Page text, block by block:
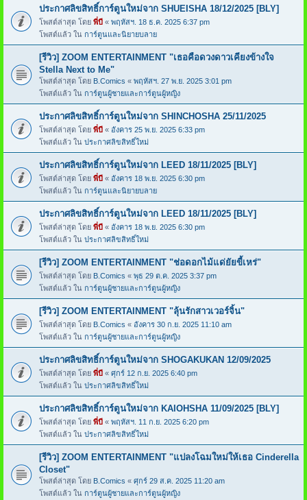
ประกาศลิขสิทธิ์การ์ตูนใหม่จาก SHUEISHA 18/12/2025 [BLY]
โพสต์ล่าสุด โดย พี่บี « พฤหัสฯ. 18 ธ.ค. 2025 6:37 pm
โพสต์แล้ว ใน การ์ตูนและนิยายบลาย
[รีวิว] ZOOM ENTERTAINMENT "เธอคือดวงดาวเคียงข้างใจ
Stella Next to Me"
โพสต์ล่าสุด โดย B.Comics « พฤหัสฯ. 27 พ.ย. 2025 3:01 pm
โพสต์แล้ว ใน การ์ตูนผู้ชายและการ์ตูนผู้หญิง
ประกาศลิขสิทธิ์การ์ตูนใหม่จาก SHINCHOSHA 25/11/2025
โพสต์ล่าสุด โดย พี่บี « อังคาร 25 พ.ย. 2025 6:33 pm
โพสต์แล้ว ใน ประกาศลิขสิทธิ์ใหม่
ประกาศลิขสิทธิ์การ์ตูนใหม่จาก LEED 18/11/2025 [BLY]
โพสต์ล่าสุด โดย พี่บี « อังคาร 18 พ.ย. 2025 6:30 pm
โพสต์แล้ว ใน การ์ตูนและนิยายบลาย
ประกาศลิขสิทธิ์การ์ตูนใหม่จาก LEED 18/11/2025 [BLY]
โพสต์ล่าสุด โดย พี่บี « อังคาร 18 พ.ย. 2025 6:30 pm
โพสต์แล้ว ใน ประกาศลิขสิทธิ์ใหม่
[รีวิว] ZOOM ENTERTAINMENT "ช่อดอกไม้แด่ยัยขี้เหร่"
โพสต์ล่าสุด โดย B.Comics « พุธ 29 ต.ค. 2025 3:37 pm
โพสต์แล้ว ใน การ์ตูนผู้ชายและการ์ตูนผู้หญิง
[รีวิว] ZOOM ENTERTAINMENT "ลุ้นรักสาวเวอร์จิ้น"
โพสต์ล่าสุด โดย B.Comics « อังคาร 30 ก.ย. 2025 11:10 am
โพสต์แล้ว ใน การ์ตูนผู้ชายและการ์ตูนผู้หญิง
ประกาศลิขสิทธิ์การ์ตูนใหม่จาก SHOGAKUKAN 12/09/2025
โพสต์ล่าสุด โดย พี่บี « ศุกร์ 12 ก.ย. 2025 6:40 pm
โพสต์แล้ว ใน ประกาศลิขสิทธิ์ใหม่
ประกาศลิขสิทธิ์การ์ตูนใหม่จาก KAIOHSHA 11/09/2025 [BLY]
โพสต์ล่าสุด โดย พี่บี « พฤหัสฯ. 11 ก.ย. 2025 6:20 pm
โพสต์แล้ว ใน ประกาศลิขสิทธิ์ใหม่
[รีวิว] ZOOM ENTERTAINMENT "แปลงโฉมใหม่ให้เธอ Cinderella
Closet"
โพสต์ล่าสุด โดย B.Comics « ศุกร์ 29 ส.ค. 2025 11:20 am
โพสต์แล้ว ใน การ์ตูนผู้ชายและการ์ตูนผู้หญิง